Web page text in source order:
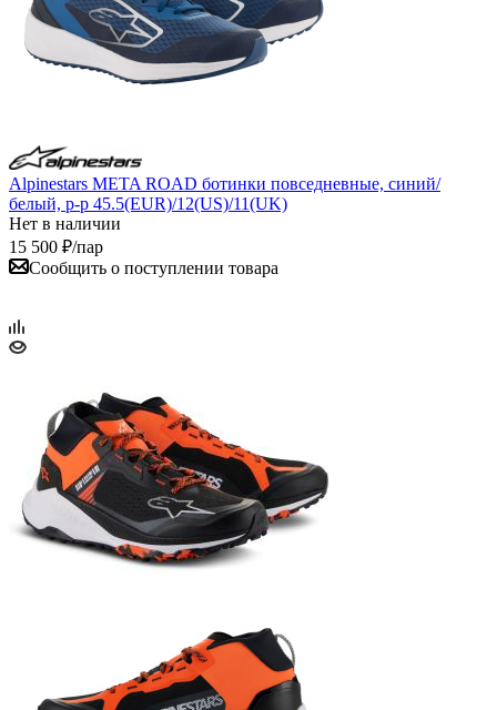
Alpinestars META ROAD ботинки повседневные, синий/
белый, р-р 45.5(EUR)/12(US)/11(UK)
Нет в наличии
15 500 ₽/пар
Сообщить о поступлении товара